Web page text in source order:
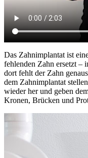
Das Zahnimplantat ist
fehlenden Zahn ersetzt –
dort fehlt der Zahn
dem Zahnimplantat
wieder her und geben
Kronen, Brücken und